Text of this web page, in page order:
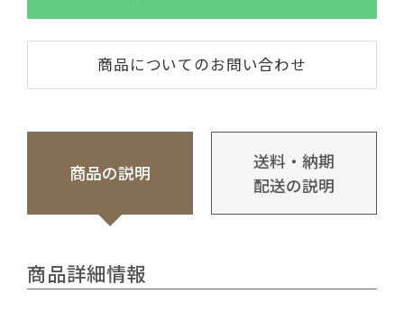
商品についてのお問い合わせ
商品の説明
送料・納期
配送の説明
商品詳細情報